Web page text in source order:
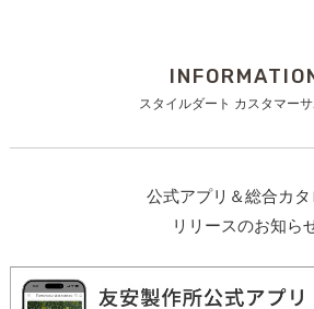
スタイルダート カスタマーサ
公式アプリ＆総合カ
リリースのお知ら